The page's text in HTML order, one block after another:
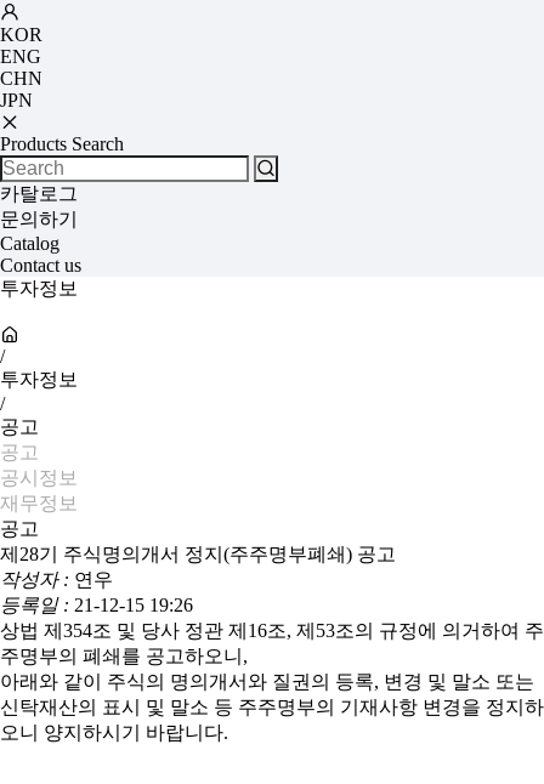
KOR
ENG
CHN
JPN
Products Search
카탈로그
문의하기
Catalog
Contact us
투자정보
/
투자정보
/
공고
공고
공시정보
재무정보
공고
제28기 주식명의개서 정지(주주명부폐쇄) 공고
작성자 : 연우
등록일 : 21-12-15 19:26
상법 제354조 및 당사 정관 제16조, 제53조의 규정에 의거하여 주
주명부의 폐쇄를 공고하오니,
아래와 같이 주식의 명의개서와 질권의 등록, 변경 및 말소 또는
신탁재산의 표시 및 말소 등 주주명부의 기재사항 변경을 정지하
오니 양지하시기 바랍니다.